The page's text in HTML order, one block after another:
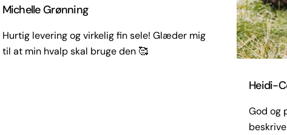
Michelle Grønning
Hurtig levering og virkelig fin sele! Glæder mig
til at min hvalp skal bruge den 🥰
Heidi-
God og